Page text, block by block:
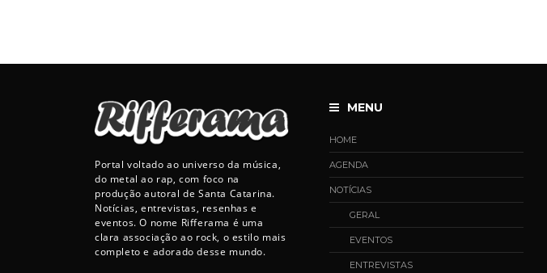
Portal voltado ao universo da música,
do metal ao rap, com foco na
produção autoral de Santa Catarina.
Notícias, entrevistas, resenhas e
eventos. O nome Rifferama é uma
clara associação ao rock, o estilo mais
completo e adorado desse mundo.
MENU
HOME
AGENDA
NOTÍCIAS
GERAL
EVENTOS
ENTREVISTAS